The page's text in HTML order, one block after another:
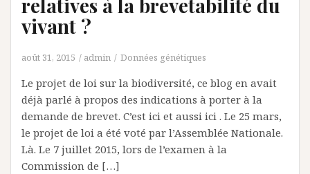
relatives à la brevetabilité du
vivant ?
août 31, 2015 admin Données génétiques
Le projet de loi sur la biodiversité, ce blog en avait
déjà parlé à propos des indications à porter à la
demande de brevet. C’est ici et aussi ici . Le 25 mars,
le projet de loi a été voté par l’Assemblée Nationale.
Là. Le 7 juillet 2015, lors de l’examen à la
Commission de […]